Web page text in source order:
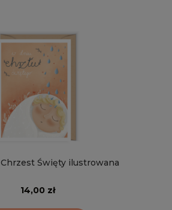
Święty ilustrowana
14,00 zł